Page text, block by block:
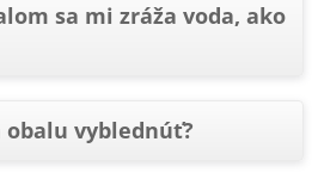
sa mi zráža voda, ako
vyblednúť?